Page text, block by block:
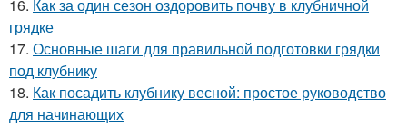
16. Как за один сезон оздоровить почву в клубничной
грядке
17. Основные шаги для правильной подготовки грядки
под клубнику
18. Как посадить клубнику весной: простое руководство
для начинающих